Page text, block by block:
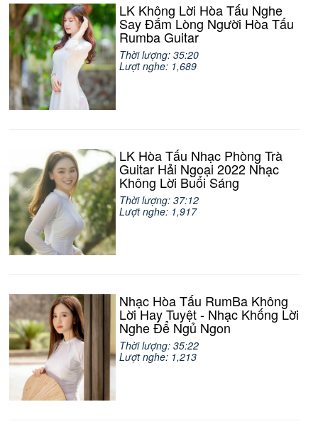
LK Không Lời Hòa Tấu Nghe
Say Đắm Lòng Người Hòa Tấu
Rumba Guitar
Thời lượng: 35:20
Lượt nghe: 1,689
LK Hòa Tấu Nhạc Phòng Trà
Guitar Hải Ngoại 2022 Nhạc
Không Lời Buổi Sáng
Thời lượng: 37:12
Lượt nghe: 1,917
Nhạc Hòa Tấu RumBa Không
Lời Hay Tuyệt - Nhạc Khống Lời
Nghe Để Ngủ Ngon
Thời lượng: 35:22
Lượt nghe: 1,213